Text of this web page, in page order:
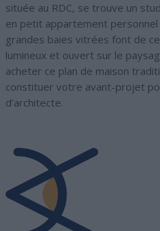
située au RDC, se trouve un
en petit appartement personnel
grandes baies vitrées font de
lumineux et ouvert sur le
acheter ce plan de maison
constituer votre avant-projet
d’architecte.